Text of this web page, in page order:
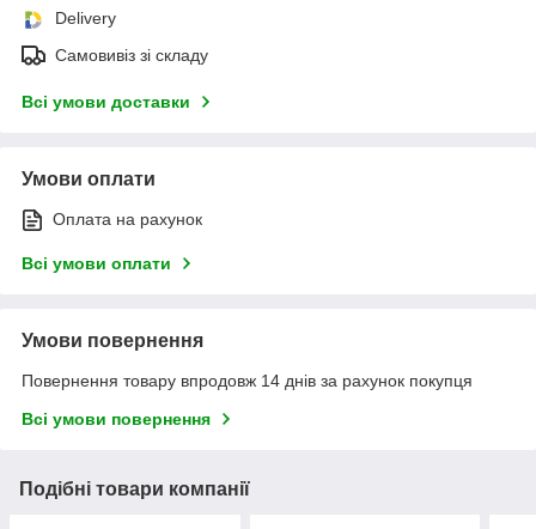
Delivery
Самовивіз зі складу
Всі умови доставки
Умови оплати
Оплата на рахунок
Всі умови оплати
Умови повернення
Повернення товару впродовж 14 днів за рахунок покупця
Всі умови повернення
Подібні товари компанії